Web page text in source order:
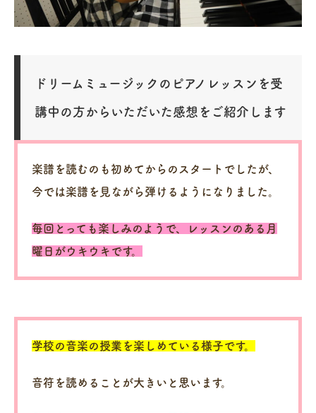
ドリームミュージックのピアノレッスンを受
講中の方からいただいた感想をご紹介します
楽譜を読むのも初めてからのスタートでしたが、
今では楽譜を見ながら弾けるようになりました。
毎回とっても楽しみのようで、レッスンのある月
曜日がウキウキです。
学校の音楽の授業を楽しめている様子です。
音符を読めることが大きいと思います。